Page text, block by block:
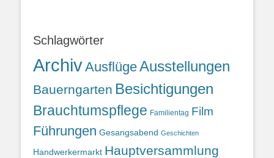
Schlagwörter
ArchivAusflügeAusstellungen
Bauerngarten Besichtigungen
Brauchtumspflege Familientag Film
Führungen Gesangsabend Geschichten
Handwerkermarkt Hauptversammlung